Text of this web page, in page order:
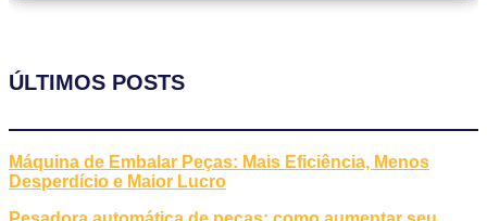
ÚLTIMOS POSTS
Máquina de Embalar Peças: Mais Eficiência, Menos
Desperdício e Maior Lucro